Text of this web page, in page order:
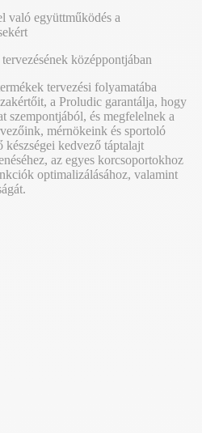
való együttműködés a
középpontjában
tervezési folyamatába
a Proludic garantálja, hogy
szempontjából, és megfelelnek a
mérnökeink és sportoló
készségei kedvező táptalajt
az egyes korcsoportokhoz
optimalizálásához, valamint